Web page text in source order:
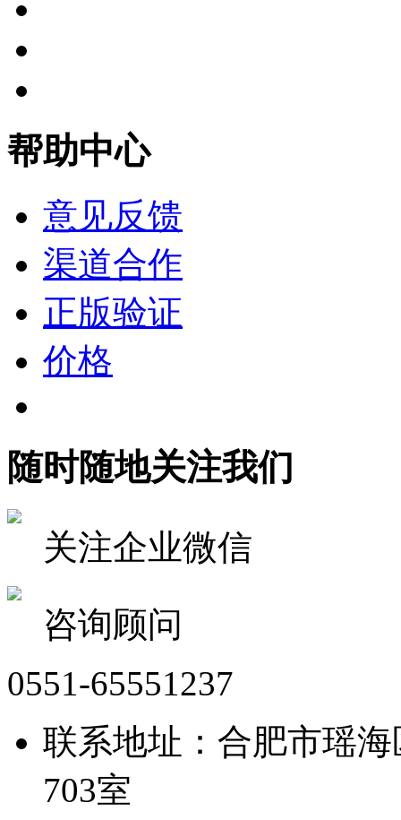
帮助中心
意见反馈
渠道合作
正版验证
价格
随时随地关注我们
关注企业微信
咨询顾问
0551-65551237
联系地址：合肥市瑶
703室